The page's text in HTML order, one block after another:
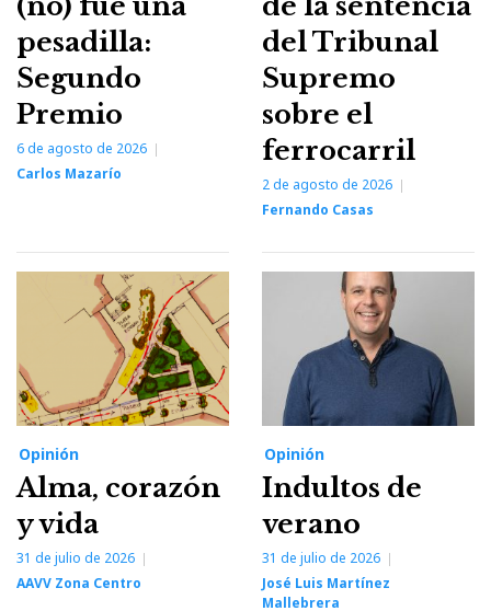
(no) fue una
pesadilla:
Segundo
Premio
6 de agosto de 2026
Carlos Mazarío
de la sentencia
del Tribunal
Supremo
sobre el
ferrocarril
2 de agosto de 2026
Fernando Casas
Opinión
Alma, corazón
y vida
31 de julio de 2026
AAVV Zona Centro
Opinión
Indultos de
verano
31 de julio de 2026
José Luis Martínez
Mallebrera